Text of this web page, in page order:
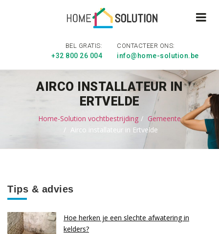
BEL GRATIS:
+32 800 26 004
CONTACTEER ONS:
info@home-solution.be
AIRCO INSTALLATEUR IN
ERTVELDE
Home-Solution vochtbestrijding
Gemeente
Airco installateur in Ertvelde
Tips & advies
Hoe herken je een slechte afwatering in
kelders?